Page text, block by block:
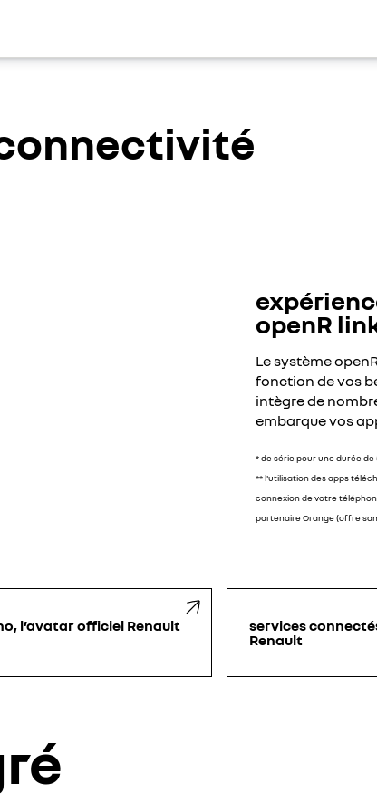
openR
Le système
fonction de vos
intègre de
embarque vos
* de série pour une durée de
** l'utilisation des apps
connexion de votre
partenaire Orange (offre
l’avatar officiel Renault
services
Renault